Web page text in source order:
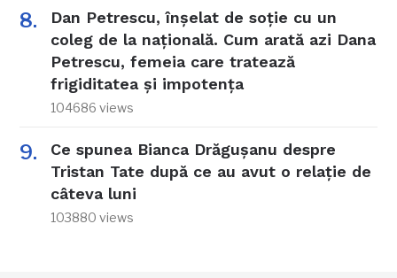
Dan Petrescu, înșelat de soție cu un
coleg de la națională. Cum arată azi Dana
Petrescu, femeia care tratează
frigiditatea și impotența
104686 views
Ce spunea Bianca Drăgușanu despre
Tristan Tate după ce au avut o relație de
câteva luni
103880 views